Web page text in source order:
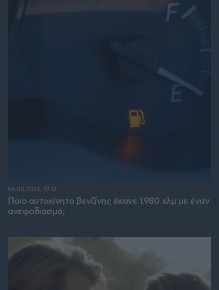
Ποιο αυτοκίνητο βενζίνης έκανε 1.980 χλμ με έναν
ανεφοδιασμό;
06.08.2026, 19:12